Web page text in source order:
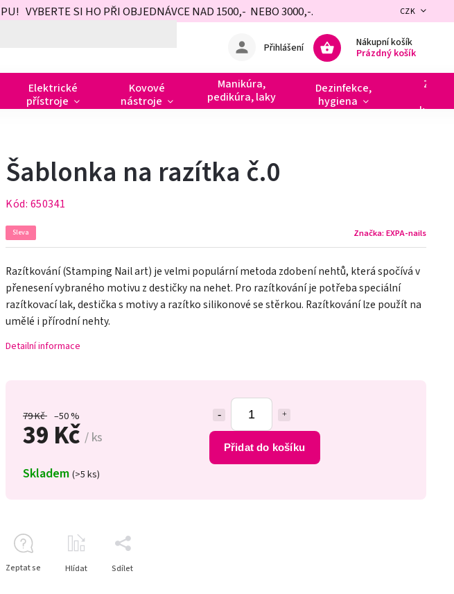
VYBERTE SI HO PŘI OBJEDNÁVCE NAD 1500,- NEBO 3000,-. CZK
Nákupní košík
Prázdný košík
Přihlášení
Elektrické
přístroje
Kovové
nástroje
Manikúra,
pedikúra, laky
Dezinfekce,
hygiena
79 Kč –50 %
39 Kč/ ks
Přidat do košíku
Skladem (>5 ks)
Šablonka na razítka č.0
Kód: 650341
Sleva Značka: EXPA-nails
Razítkování (Stamping Nail art) je velmi populární metoda zdobení nehtů, která spočívá v
přenesení vybraného motivu z destičky na nehet. Pro razítkování je potřeba speciální
razítkovací lak, destička s motivy a razítko silikonové se stěrkou. Razítkování lze použít na
umělé i přírodní nehty.
Detailní informace
Zeptat se Hlídat Sdílet